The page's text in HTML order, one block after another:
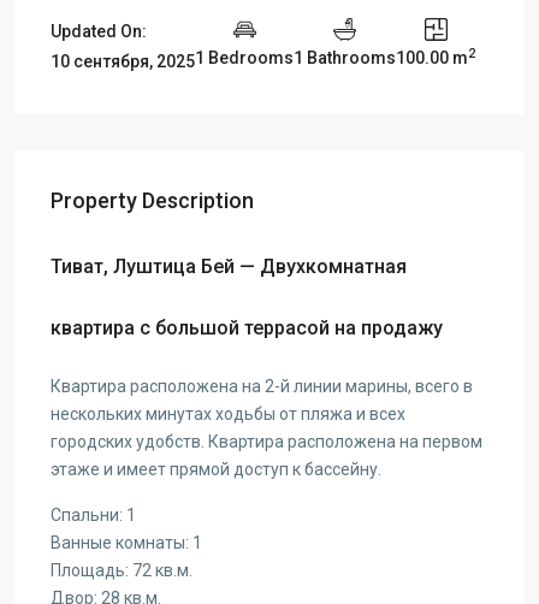
Updated On:
10 сентября, 20251 Bedrooms1 Bathrooms100.00 m2
Property Description
Тиват, Луштица Бей — Двухкомнатная
квартира с большой террасой на продажу
Квартира расположена на 2-й линии марины, всего в
нескольких минутах ходьбы от пляжа и всех
городских удобств. Квартира расположена на первом
этаже и имеет прямой доступ к бассейну.
Спальни: 1
Ванные комнаты: 1
Площадь: 72 кв.м.
Двор: 28 кв.м.